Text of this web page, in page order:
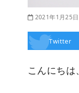
2021年1月25日
Twitter
こんにちは、